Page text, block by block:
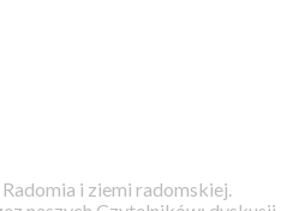
i ziemi radomskiej.